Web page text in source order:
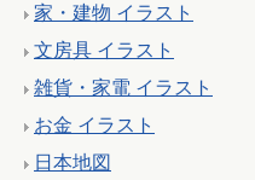
家・建物 イラスト
文房具 イラスト
雑貨・家電 イラスト
お金 イラスト
日本地図